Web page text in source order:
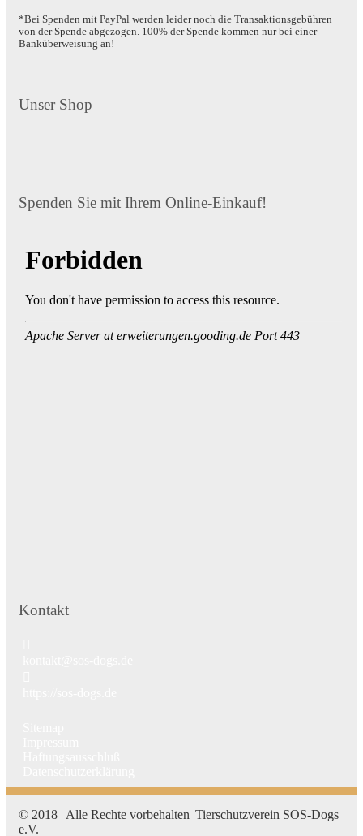
*Bei Spenden mit PayPal werden leider noch die Transaktionsgebühren
von der Spende abgezogen. 100% der Spende kommen nur bei einer
Banküberweisung an!
Unser Shop
Spenden Sie mit Ihrem Online-Einkauf!
Kontakt
© 2018 | Alle Rechte vorbehalten |Tierschutzverein SOS-Dogs
e.V.